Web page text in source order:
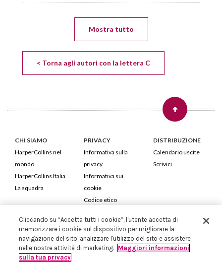
Mostra tutto
< Torna agli autori con la lettera C
CHI SIAMO
HarperCollins nel
mondo
HarperCollins Italia
La squadra
PRIVACY
Informativa sulla
privacy
Informativa sui
cookie
Codice etico
DISTRIBUZIONE
Calendario uscite
Scrivici
HarperCollins Italia S.p.A. Viale Monte Nero, 84 - 20135 Milano
Cod. Fiscale e P.IVA 05946780151 - Capitale Sociale 258.250 €
Iscritta in Milano al Registro delle imprese nr.198004 e REA nr.1051898
Cliccando su “Accetta tutti i cookie”, l'utente accetta di
memorizzare i cookie sul dispositivo per migliorare la
navigazione del sito, analizzare l'utilizzo del sito e assistere
nelle nostre attività di marketing. Maggiori informazioni
sulla tua privacy